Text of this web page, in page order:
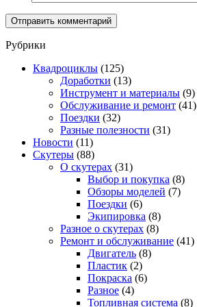
Рубрики
Квадроциклы (125)
Доработки (13)
Инструмент и материалы (9)
Обслуживание и ремонт (41)
Поездки (32)
Разные полезности (31)
Новости (11)
Скутеры (88)
О скутерах (31)
Выбор и покупка (8)
Обзоры моделей (7)
Поездки (6)
Экипировка (8)
Разное о скутерах (8)
Ремонт и обслуживание (41)
Двигатель (8)
Пластик (2)
Покраска (6)
Разное (4)
Топливная система (8)